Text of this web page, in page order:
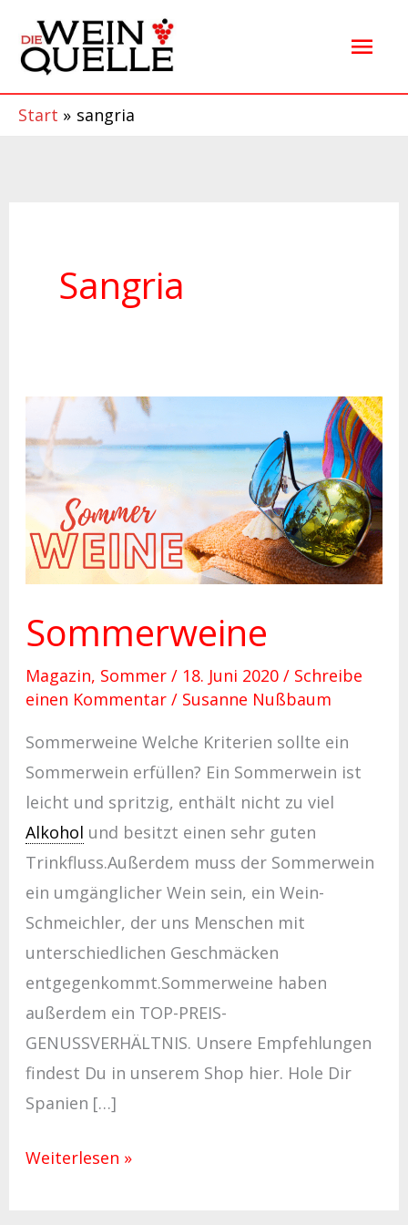
Inhalt
springen
Start sangria
Sangria
Sommerweine
Magazin, Sommer/ 18. Juni 2020 / Schreibe
einen Kommentar / Susanne Nußbaum
Sommerweine Welche Kriterien sollte ein
Sommerwein erfüllen? Ein Sommerwein ist
leicht und spritzig, enthält nicht zu viel
Alkohol und besitzt einen sehr guten
Trinkfluss.Außerdem muss der Sommerwein
ein umgänglicher Wein sein, ein Wein-
Schmeichler, der uns Menschen mit
unterschiedlichen Geschmäcken
entgegenkommt.Sommerweine haben
außerdem ein TOP-PREIS-
GENUSSVERHÄLTNIS. Unsere Empfehlungen
findest Du in unserem Shop hier. Hole Dir
Spanien […]
Sommerweine
Weiterlesen »